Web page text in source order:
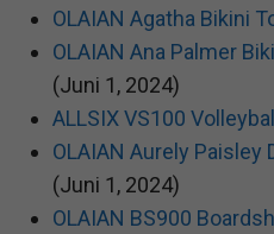
OLAIAN Agatha Bikini
OLAIAN Ana Palmer
(Juni 1, 2024)
ALLSIX VS100
OLAIAN Aurely Paisley
(Juni 1, 2024)
OLAIAN BS900